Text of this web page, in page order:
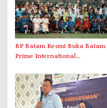
BP Batam Resmi Buka Batam
Prime International
2026 di Stadion Temenggung
Abdul Jamal